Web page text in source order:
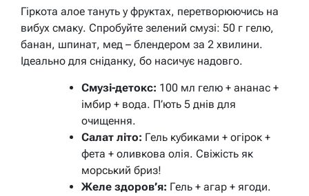
Гіркота алое тануть у фруктах, перетворюючись на
вибух смаку. Спробуйте зелений смузі: 50 г гелю,
банан, шпинат, мед – блендером за 2 хвилини.
Ідеально для сніданку, бо насичує надовго.
Смузі-детокс: 100 мл гелю + ананас +
імбир + вода. П’ють 5 днів для
очищення.
Салат літо: Гель кубиками + огірок +
фета + оливкова олія. Свіжість як
морський бриз!
Желе здоров’я: Гель + агар + ягоди.